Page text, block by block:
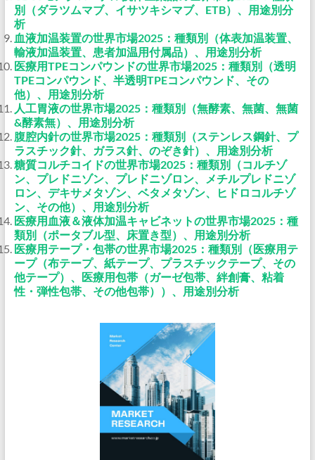
別（ダラツムマブ、イサツキシマブ、ETB）、用途別分
析
血液加温装置の世界市場2025：種類別（体表加温装置、
輸液加温装置、患者加温用付属品）、用途別分析
医療用TPEコンパウンドの世界市場2025：種類別（透明
TPEコンパウンド、半透明TPEコンパウンド、その
他）、用途別分析
人工胃液の世界市場2025：種類別（無酵素、無菌、無菌
&酵素無）、用途別分析
腹腔内針の世界市場2025：種類別（ステンレス鋼針、プ
ラスチック針、ガラス針、のぞき針）、用途別分析
糖質コルチコイドの世界市場2025：種類別（コルチゾ
ン、プレドニゾン、プレドニゾロン、メチルプレドニゾ
ロン、デキサメタゾン、ベタメタゾン、ヒドロコルチゾ
ン、その他）、用途別分析
医療用血液＆液体加温キャビネットの世界市場2025：種
類別（ポータブル型、床置き型）、用途別分析
医療用テープ・包帯の世界市場2025：種類別（医療用テ
ープ（布テープ、紙テープ、プラスチックテープ、その
他テープ）、医療用包帯（ガーゼ包帯、絆創膏、粘着
性・弾性包帯、その他包帯））、用途別分析